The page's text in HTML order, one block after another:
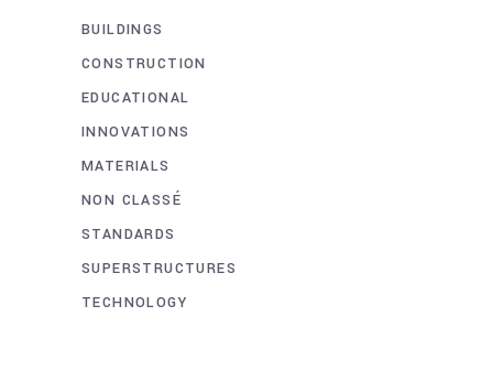
BUILDINGS
CONSTRUCTION
EDUCATIONAL
INNOVATIONS
MATERIALS
NON CLASSÉ
STANDARDS
SUPERSTRUCTURES
TECHNOLOGY